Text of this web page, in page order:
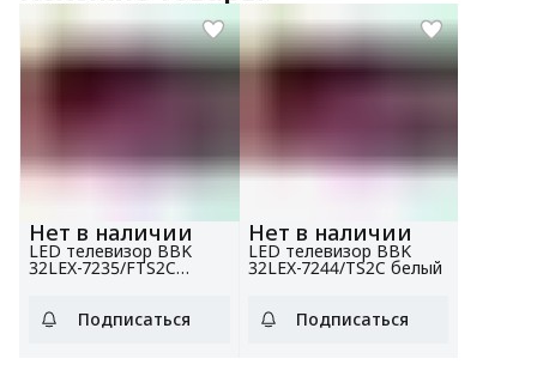
Нет в наличии
LED телевизор BBK
32LEX-7235/FTS2C
Подписаться
Нет в наличии
LED телевизор BBK
32LEX-7244/TS2C белый
Подписаться